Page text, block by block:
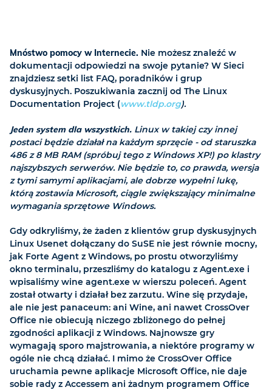
Mnóstwo pomocy w Internecie. Nie możesz znaleźć w
dokumentacji odpowiedzi na swoje pytanie? W Sieci
znajdziesz setki list FAQ, poradników i grup
dyskusyjnych. Poszukiwania zacznij od The Linux
Documentation Project (www.tldp.org).
Jeden system dla wszystkich. Linux w takiej czy innej
postaci będzie działał na każdym sprzęcie - od staruszka
486 z 8 MB RAM (spróbuj tego z Windows XP!) po klastry
najszybszych serwerów. Nie będzie to, co prawda, wersja
z tymi samymi aplikacjami, ale dobrze wypełni lukę,
którą zostawia Microsoft, ciągle zwiększający minimalne
wymagania sprzętowe Windows.
Gdy odkryliśmy, że żaden z klientów grup dyskusyjnych
Linux Usenet dołączany do SuSE nie jest równie mocny,
jak Forte Agent z Windows, po prostu otworzyliśmy
okno terminalu, przeszliśmy do katalogu z Agent.exe i
wpisaliśmy wine agent.exe w wierszu poleceń. Agent
został otwarty i działał bez zarzutu. Wine się przydaje,
ale nie jest panaceum: ani Wine, ani nawet CrossOver
Office nie obiecują niczego zbliżonego do pełnej
zgodności aplikacji z Windows. Najnowsze gry
wymagają sporo majstrowania, a niektóre programy w
ogóle nie chcą działać. I mimo że CrossOver Office
uruchamia pewne aplikacje Microsoft Office, nie daje
sobie rady z Accessem ani żadnym programem Office